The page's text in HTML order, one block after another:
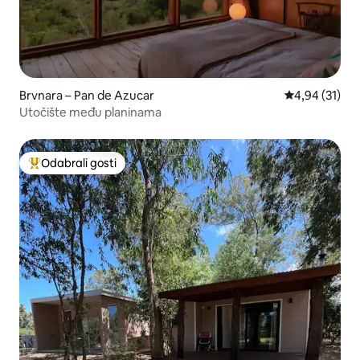
Brvnara – Pan de Azucar Prosječna
4,94 (31)
Utočište među planinama
Među najviše rangiranima s oznakom „Odabrali gosti”
Odabrali gosti